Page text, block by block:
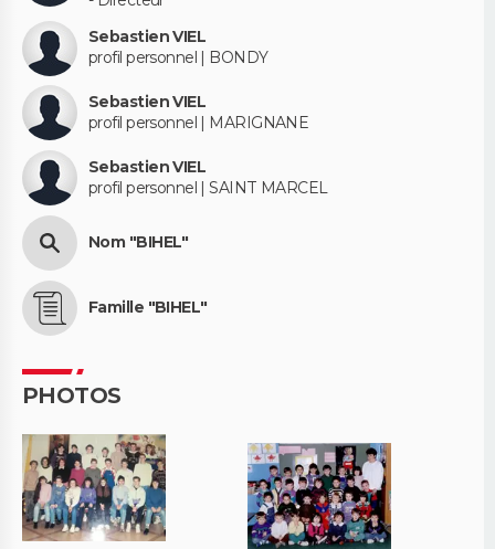
Sebastien VIEL
profil personnel | BONDY
Sebastien VIEL
profil personnel | MARIGNANE
Sebastien VIEL
profil personnel | SAINT MARCEL
Nom "BIHEL"
Famille "BIHEL"
PHOTOS